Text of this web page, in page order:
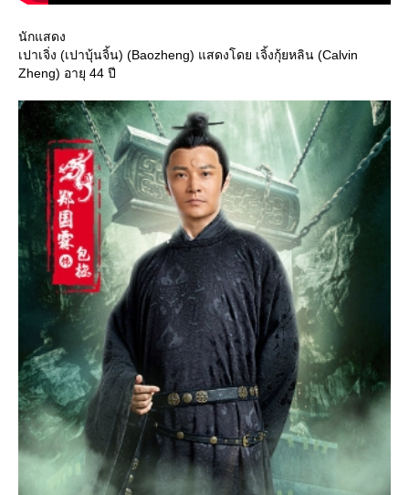
นักแสดง
เปาเจิ่ง (เปาบุ้นจิ้น) (Baozheng) แสดงโดย เจิ้งกุ้ยหลิน (Calvin
Zheng) อายุ 44 ปี